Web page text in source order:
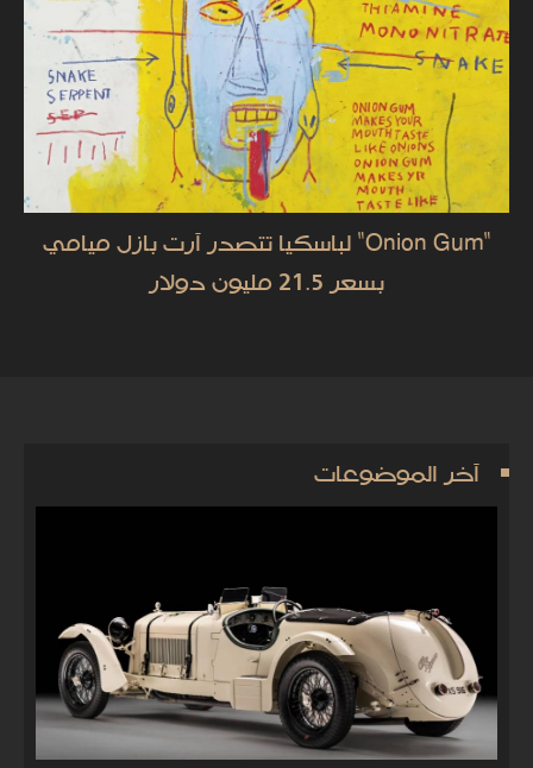
"Onion Gum" لباسكيا تتصدر آرت بازل ميامي
بسعر 21.5 مليون دولار
آخر الموضوعات